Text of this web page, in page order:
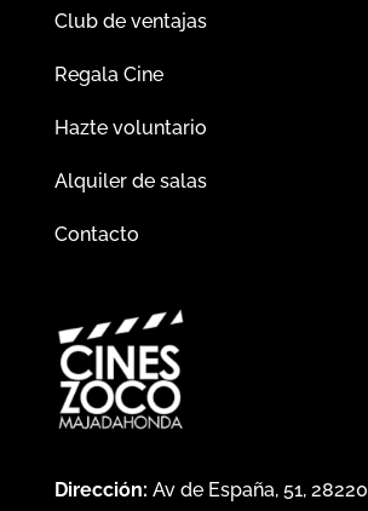
Club de ventajas
Regala Cine
Hazte voluntario
Alquiler de salas
Contacto
Dirección: Av de España, 51, 28220